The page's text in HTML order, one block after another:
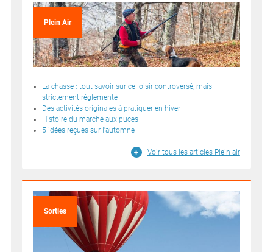
Plein Air
La chasse : tout savoir sur ce loisir controversé, mais
strictement réglementé
Des activités originales à pratiquer en hiver
Histoire du marché aux puces
5 idées reçues sur l'automne
Voir tous les articles Plein air
Sorties